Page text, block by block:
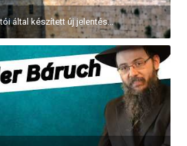
által készített új jelentés...